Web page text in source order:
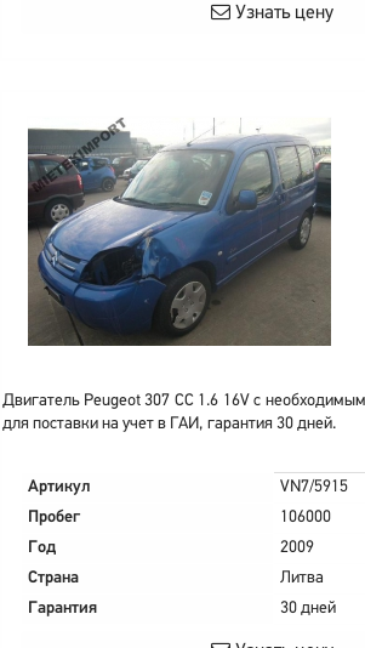
Узнать цену
Двигатель Peugeot 307 CC 1.6 16V с
для поставки на учет в ГАИ, гарантия 30 дней.
Артикул
VN7/5915
Пробег
106000
Год
2009
Страна
Литва
Гарантия
30 дней